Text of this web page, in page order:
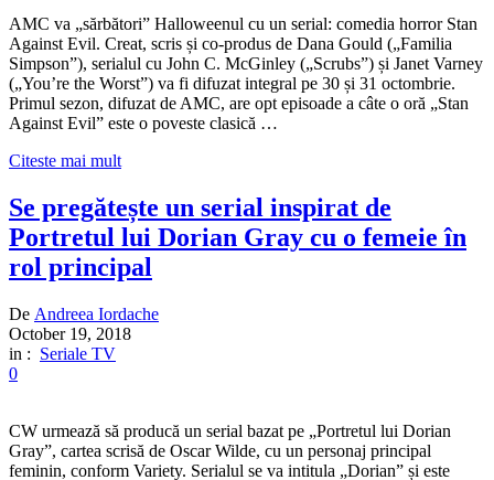
AMC va „sărbători” Halloweenul cu un serial: comedia horror Stan
Against Evil. Creat, scris și co-produs de Dana Gould („Familia
Simpson”), serialul cu John C. McGinley („Scrubs”) și Janet Varney
(„You’re the Worst”) va fi difuzat integral pe 30 și 31 octombrie.
Primul sezon, difuzat de AMC, are opt episoade a câte o oră „Stan
Against Evil” este o poveste clasică …
Citeste mai mult
Se pregătește un serial inspirat de
Portretul lui Dorian Gray cu o femeie în
rol principal
De Andreea Iordache
October 19, 2018
in : Seriale TV
0
CW urmează să producă un serial bazat pe „Portretul lui Dorian
Gray”, cartea scrisă de Oscar Wilde, cu un personaj principal
feminin, conform Variety. Serialul se va intitula „Dorian” și este